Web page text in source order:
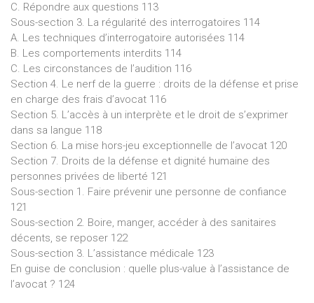
C. Répondre aux questions 113
Sous-section 3. La régularité des interrogatoires 114
A. Les techniques d’interrogatoire autorisées 114
B. Les comportements interdits 114
C. Les circonstances de l’audition 116
Section 4. Le nerf de la guerre : droits de la défense et prise
en charge des frais d’avocat 116
Section 5. L’accès à un interprète et le droit de s’exprimer
dans sa langue 118
Section 6. La mise hors-jeu exceptionnelle de l’avocat 120
Section 7. Droits de la défense et dignité humaine des
personnes privées de liberté 121
Sous-section 1. Faire prévenir une personne de confiance
121
Sous-section 2. Boire, manger, accéder à des sanitaires
décents, se reposer 122
Sous-section 3. L’assistance médicale 123
En guise de conclusion : quelle plus-value à l’assistance de
l’avocat ? 124